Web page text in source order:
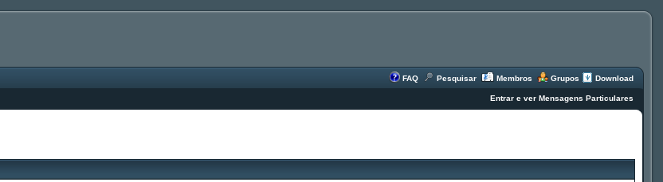
FAQ Pesquisar Membros Grupos Download
Entrar e ver Mensagens Particulares